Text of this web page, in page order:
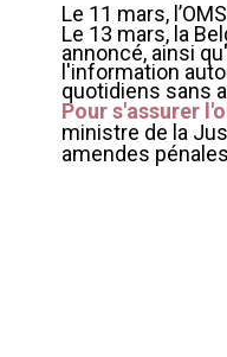
Le 11 mars,
Le 13 mars, la
annoncé, ainsi
l'information
quotidiens sans
Pour s'assurer
ministre de la
amendes